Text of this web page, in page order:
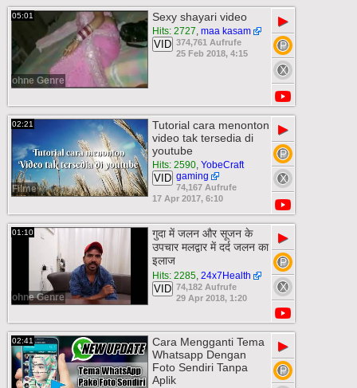
05:01
ohne Genre
Sexy shayari video
Hits: 2727, maa kasam
VID 374,761 Aufrufe
25 Feb 2018, 4:15
▶
02:21
Filme
Tutorial cara menonton
video tak tersedia di
youtube
Hits: 2590, YobeCraft
gaming
VID
74,167 Aufrufe
17 Apr 2017, 6:10
▶
01:10
ohne Genre
गुदा में जलन और सूजन के
उपचार मलद्वार में दर्द जलन का
इलाज
Hits: 2285, 24x7Health
VID 74,182 Aufrufe
29 Apr 2018, 1:20
▶
02:41
Cara Mengganti Tema
Whatsapp Dengan
Foto Sendiri Tanpa
Aplik
▶